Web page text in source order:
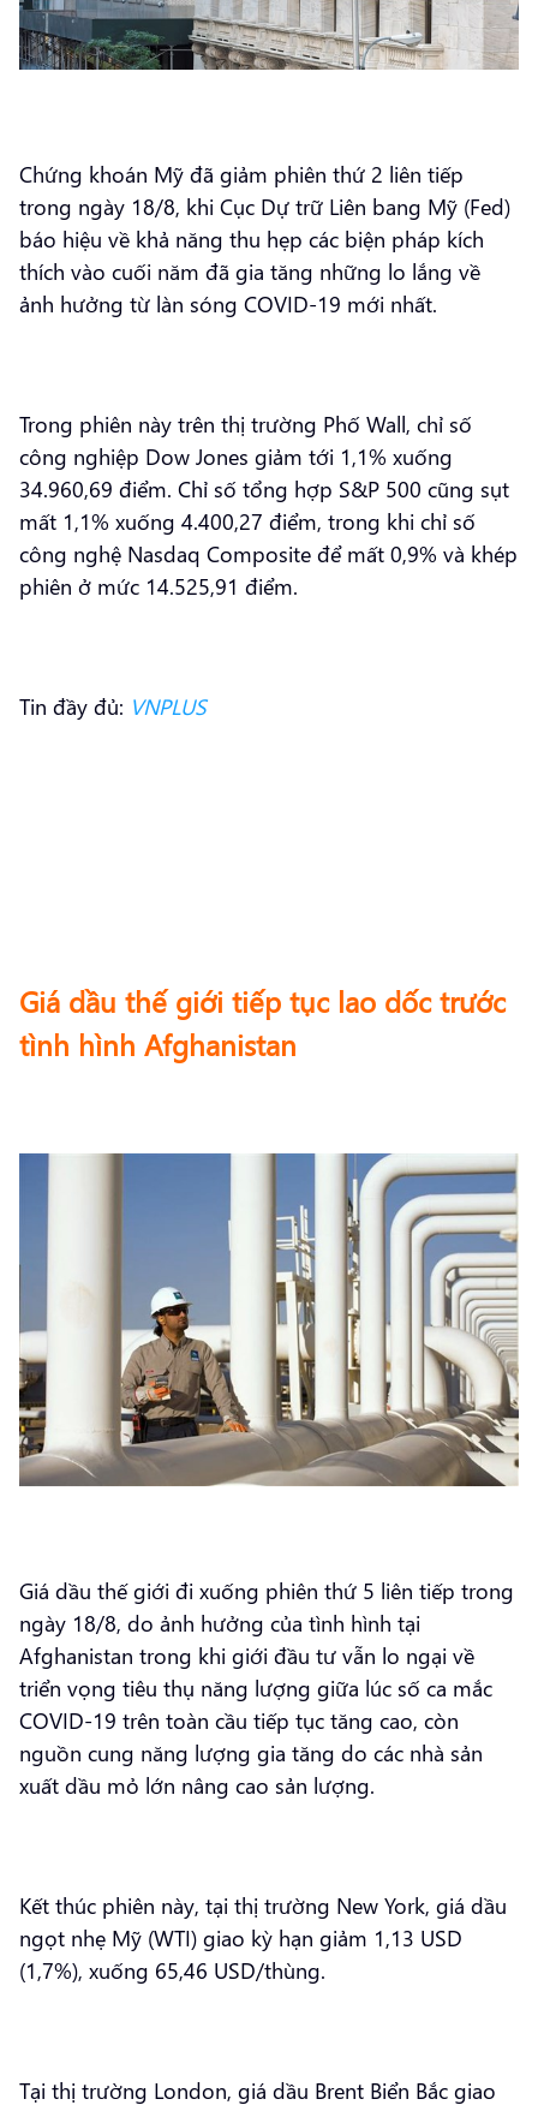
Chứng khoán Mỹ đã giảm phiên thứ 2 liên tiếp
trong ngày 18/8, khi Cục Dự trữ Liên bang Mỹ (Fed)
báo hiệu về khả năng thu hẹp các biện pháp kích
thích vào cuối năm đã gia tăng những lo lắng về
ảnh hưởng từ làn sóng COVID-19 mới nhất.
Trong phiên này trên thị trường Phố Wall, chỉ số
công nghiệp Dow Jones giảm tới 1,1% xuống
34.960,69 điểm. Chỉ số tổng hợp S&P 500 cũng sụt
mất 1,1% xuống 4.400,27 điểm, trong khi chỉ số
công nghệ Nasdaq Composite để mất 0,9% và khép
phiên ở mức 14.525,91 điểm.
Tin đầy đủ: VNPLUS
Giá dầu thế giới tiếp tục lao dốc trước
tình hình Afghanistan
Giá dầu thế giới đi xuống phiên thứ 5 liên tiếp trong
ngày 18/8, do ảnh hưởng của tình hình tại
Afghanistan trong khi giới đầu tư vẫn lo ngại về
triển vọng tiêu thụ năng lượng giữa lúc số ca mắc
COVID-19 trên toàn cầu tiếp tục tăng cao, còn
nguồn cung năng lượng gia tăng do các nhà sản
xuất dầu mỏ lớn nâng cao sản lượng.
Kết thúc phiên này, tại thị trường New York, giá dầu
ngọt nhẹ Mỹ (WTI) giao kỳ hạn giảm 1,13 USD
(1,7%), xuống 65,46 USD/thùng.
Tại thị trường London, giá dầu Brent Biển Bắc giao